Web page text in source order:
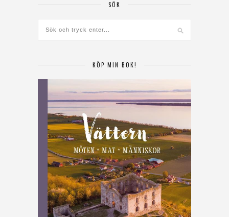
SÖK
KÖP MIN BOK!